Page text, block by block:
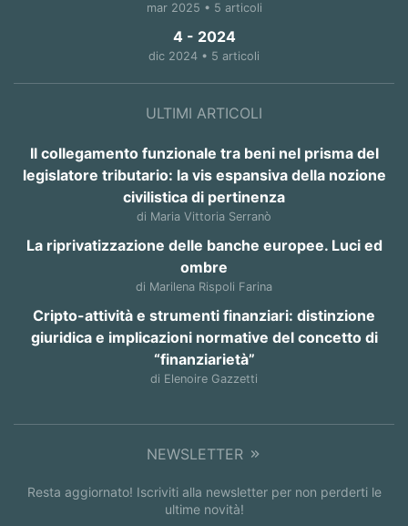
mar 2025 • 5 articoli
4 - 2024
dic 2024 • 5 articoli
ULTIMI ARTICOLI
Il collegamento funzionale tra beni nel prisma del
legislatore tributario: la vis espansiva della nozione
civilistica di pertinenza
di Maria Vittoria Serranò
La riprivatizzazione delle banche europee. Luci ed
ombre
di Marilena Rispoli Farina
Cripto-attività e strumenti finanziari: distinzione
giuridica e implicazioni normative del concetto di
“finanziarietà”
di Elenoire Gazzetti
NEWSLETTER
Resta aggiornato! Iscriviti alla newsletter per non perderti le
ultime novità!